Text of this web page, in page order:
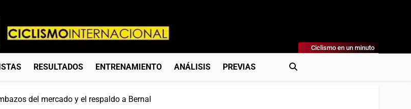
Internacional
Al Ciclismo Mundial. Entrevistas, Análisis, Crónicas, Previas Y Más. La Web Ciclista De Referencia.
Ciclismo en un minuto
RESULTADOS ENTRENAMIENTO ANÁLISIS PREVIAS
del mercado y el respaldo a Bernal